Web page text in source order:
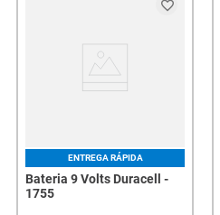
ENTREGA RÁPIDA
Bateria 9 Volts Duracell -
1755